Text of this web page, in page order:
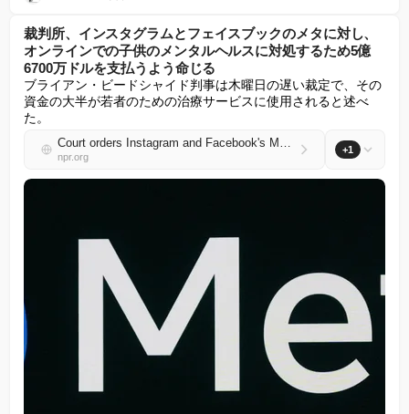
裁判所、インスタグラムとフェイスブックのメタに対し、
オンラインでの子供のメンタルヘルスに対処するため5億
6700万ドルを支払うよう命じる
ブライアン・ビードシャイド判事は木曜日の遅い裁定で、その
資金の大半が若者のための治療サービスに使用されると述べ
た。
Court orders Instagram and Facebook's Meta to pay $567M to address kids' mental health online
npr.org
+1